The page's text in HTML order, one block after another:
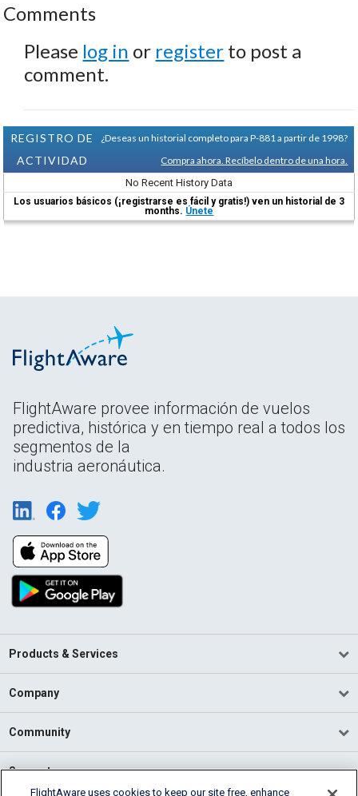
Comments
Please log in or register to post a
comment.
REGISTRO DE
ACTIVIDAD
¿Deseas un historial completo para P-881 a partir de 1998?
Compra ahora. Recíbelo dentro de una hora.
No Recent History Data
Los usuarios básicos (¡registrarse es fácil y gratis!) ven un historial de 3
months. Únete
FlightAware provee información de vuelos
predictiva, histórica y en tiempo real a todos los
segmentos de la
industria aeronáutica.
Products & Services
Company
Community
Support
FlightAware uses cookies to keep our site free, enhance